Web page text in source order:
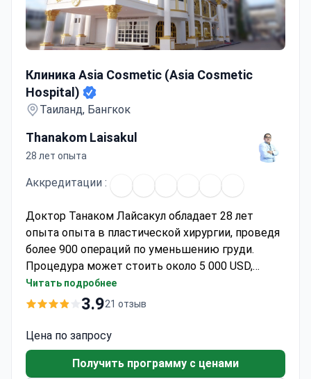
Клиника Asia Cosmetic (Asia Cosmetic
Hospital)
Таиланд, Бангкок
Thanakom Laisakul
28 лет опыта
Аккредитации :
Доктор Танаком Лайсакул обладает 28 лет
опыта опыта в пластической хирургии, проведя
более 900 операций по уменьшению груди.
Процедура может стоить около 5 000 USD,
обычно включая операцию, маммографию, 2
ночи в больнице, анестезию, трансферы,
наблюдения. Пройдя обучение в Сингапуре,
Корее, Австралии и США, доктор Лайсакул
является членом ISAPS и оперирует в Asia
Читать подробнее
3.921 отзыв
Цена по запросу
Получить программу с ценами